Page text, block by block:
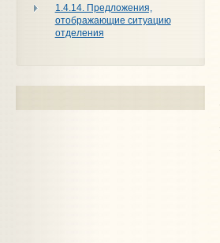
1.4.14. Предложения,
отображающие ситуацию
отделения